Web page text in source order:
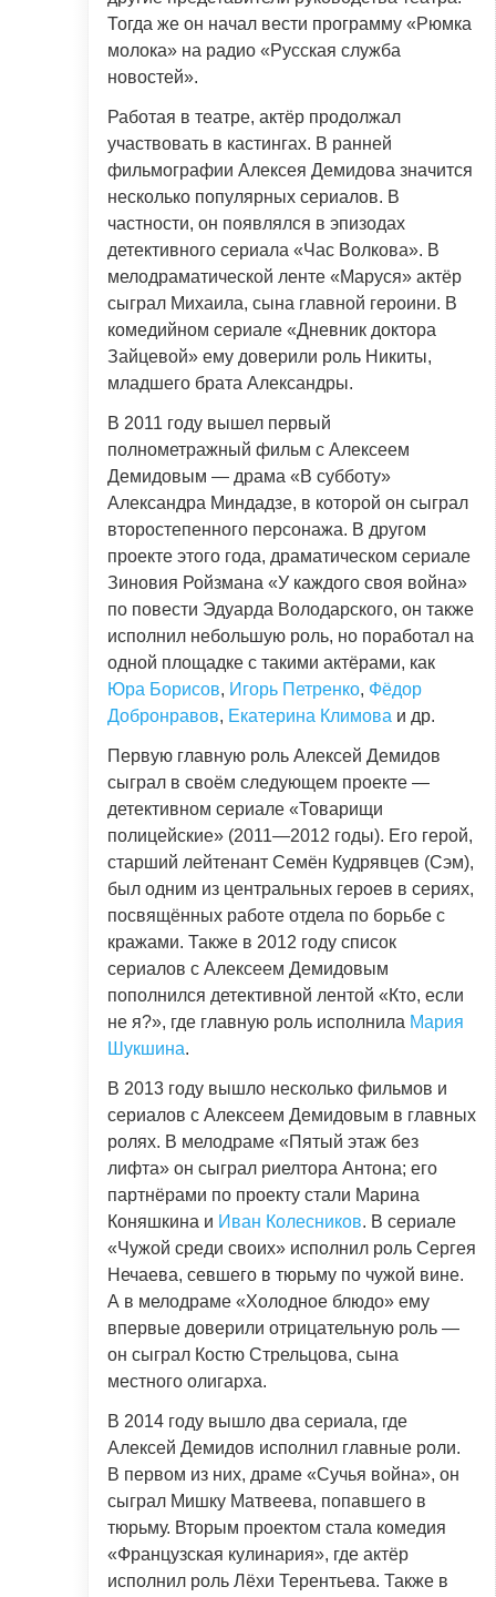
Тогда же он начал вести программу «Рюмка
молока» на радио «Русская служба
новостей».
Работая в театре, актёр продолжал
участвовать в кастингах. В ранней
фильмографии Алексея Демидова значится
несколько популярных сериалов. В
частности, он появлялся в эпизодах
детективного сериала «Час Волкова». В
мелодраматической ленте «Маруся» актёр
сыграл Михаила, сына главной героини. В
комедийном сериале «Дневник доктора
Зайцевой» ему доверили роль Никиты,
младшего брата Александры.
В 2011 году вышел первый
полнометражный фильм с Алексеем
Демидовым — драма «В субботу»
Александра Миндадзе, в которой он сыграл
второстепенного персонажа. В другом
проекте этого года, драматическом сериале
Зиновия Ройзмана «У каждого своя война»
по повести Эдуарда Володарского, он также
исполнил небольшую роль, но поработал на
одной площадке с такими актёрами, как
Юра Борисов, Игорь Петренко, Фёдор
Добронравов, Екатерина Климова и др.
Первую главную роль Алексей Демидов
сыграл в своём следующем проекте —
детективном сериале «Товарищи
полицейские» (2011—2012 годы). Его герой,
старший лейтенант Семён Кудрявцев (Сэм),
был одним из центральных героев в сериях,
посвящённых работе отдела по борьбе с
кражами. Также в 2012 году список
сериалов с Алексеем Демидовым
пополнился детективной лентой «Кто, если
не я?», где главную роль исполнила Мария
Шукшина.
В 2013 году вышло несколько фильмов и
сериалов с Алексеем Демидовым в главных
ролях. В мелодраме «Пятый этаж без
лифта» он сыграл риелтора Антона; его
партнёрами по проекту стали Марина
Коняшкина и Иван Колесников. В сериале
«Чужой среди своих» исполнил роль Сергея
Нечаева, севшего в тюрьму по чужой вине.
А в мелодраме «Холодное блюдо» ему
впервые доверили отрицательную роль —
он сыграл Костю Стрельцова, сына
местного олигарха.
В 2014 году вышло два сериала, где
Алексей Демидов исполнил главные роли.
В первом из них, драме «Сучья война», он
сыграл Мишку Матвеева, попавшего в
тюрьму. Вторым проектом стала комедия
«Французская кулинария», где актёр
исполнил роль Лёхи Терентьева. Также в